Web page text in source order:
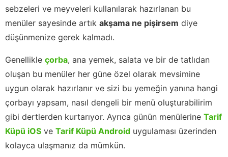
sebzeleri ve meyveleri kullanılarak hazırlanan bu
menüler sayesinde artık akşama ne pişirsem diye
düşünmenize gerek kalmadı.
Genellikle çorba, ana yemek, salata ve bir de tatlıdan
oluşan bu menüler her güne özel olarak mevsimine
uygun olarak hazırlanır ve sizi bu yemeğin yanına hangi
çorbayı yapsam, nasıl dengeli bir menü oluşturabilirim
gibi dertlerden kurtarıyor. Ayrıca günün menülerine Tarif
Küpü iOS ve Tarif Küpü Android uygulaması üzerinden
kolayca ulaşmanız da mümkün.